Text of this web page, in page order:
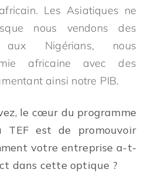
Les Asiatiques ne
nous vendons des
aux Nigérians, nous
africaine avec des
ainsi notre PIB.
le cœur du programme
TEF est de promouvoir
votre entreprise a-t-
dans cette optique ?